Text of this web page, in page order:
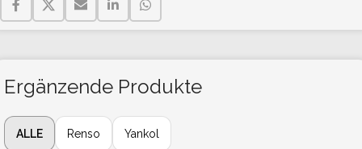
Ergänzende Produkte
ALLE Renso Yankol